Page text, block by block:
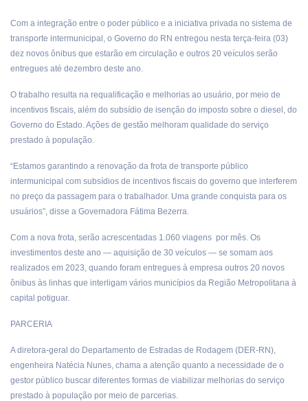
Com a integração entre o poder público e a iniciativa privada no sistema de
transporte intermunicipal, o Governo do RN entregou nesta terça-feira (03)
dez novos ônibus que estarão em circulação e outros 20 veículos serão
entregues até dezembro deste ano.
O trabalho resulta na requalificação e melhorias ao usuário, por meio de
incentivos fiscais, além do subsídio de isenção do imposto sobre o diesel, do
Governo do Estado. Ações de gestão melhoram qualidade do serviço
prestado à população.
“Estamos garantindo a renovação da frota de transporte público
intermunicipal com subsídios de incentivos fiscais do governo que interferem
no preço da passagem para o trabalhador. Uma grande conquista para os
usuários”, disse a Governadora Fátima Bezerra.
Com a nova frota, serão acrescentadas 1.060 viagens por mês. Os
investimentos deste ano — aquisição de 30 veículos — se somam aos
realizados em 2023, quando foram entregues à empresa outros 20 novos
ônibus às linhas que interligam vários municípios da Região Metropolitana à
capital potiguar.
PARCERIA
A diretora-geral do Departamento de Estradas de Rodagem (DER-RN),
engenheira Natécia Nunes, chama a atenção quanto a necessidade de o
gestor público buscar diferentes formas de viabilizar melhorias do serviço
prestado à população por meio de parcerias.